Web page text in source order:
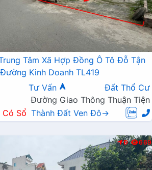
Tâm Xã Hợp Đồng Ô Tô Đỗ Tận
Kinh Doanh TL419
Tư Vấn
Đất Thổ Cư
Đường Giao Thông Thuận Tiện
Sổ Thành Đất Ven Đô→
Đ 669